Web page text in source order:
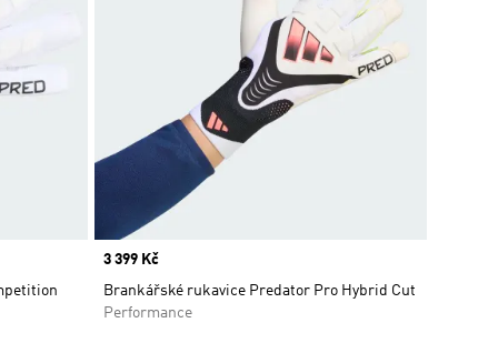
Price
3 399 Kč
Brankářské rukavice Predator Pro Hybrid Cut
Performance